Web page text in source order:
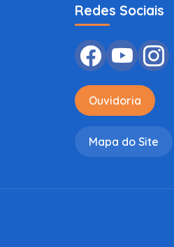
Redes Sociais
Ouvidoria
Mapa do Site